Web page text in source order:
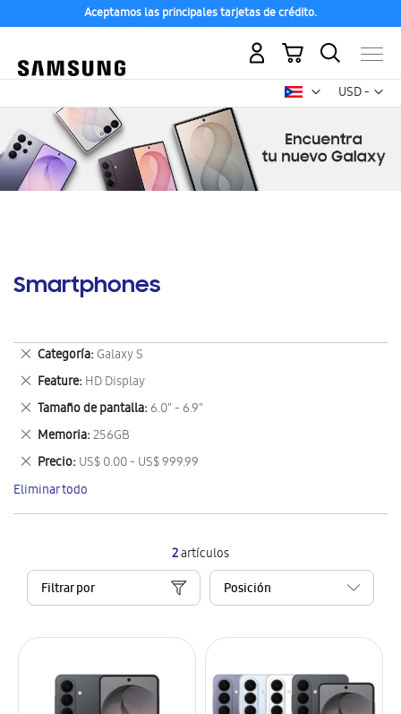
Aceptamos las principales tarjetas de crédito.
USD -
dólar
Mi carrito
Smartphones
2artículos
Filtrar por
Categoría Galaxy S
Eliminar
este
artículo
Feature HD Display
Eliminar
este
artículo
Tamaño de pantalla 6.0" - 6.9"
Eliminar
este
artículo
Memoria 256GB
Eliminar
este
artículo
Precio US$ 0.00 - US$ 999.99
Eliminar
este
artículo
Eliminar todo